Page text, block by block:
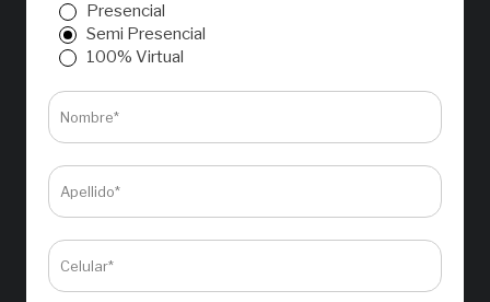
Presencial
Semi Presencial
100% Virtual
Nombre*
Apellido*
Celular*